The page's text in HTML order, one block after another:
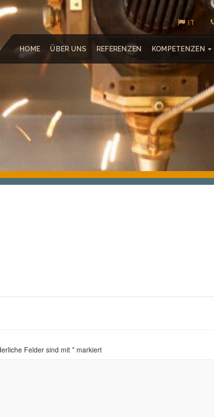
IT
HOME ÜBER UNS REFERENZEN KOMPETENZEN
Felder sind mit * markiert